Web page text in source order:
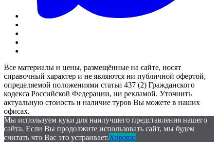
Все материалы и цены, размещённые на сайте, носят
справочный характер и не являются ни публичной офертой,
определяемой положениями статьи 437 (2) Гражданского
кодекса Российской Федерации, ни рекламой. Уточнить
актуальную стоиость и наличие туров Вы можете в наших
офисах.
Мы используем куки для наилучшего представления нашего
сайта. Если Вы продолжите использовать сайт, мы будем
считать что Вас это устраивает.Хорошо